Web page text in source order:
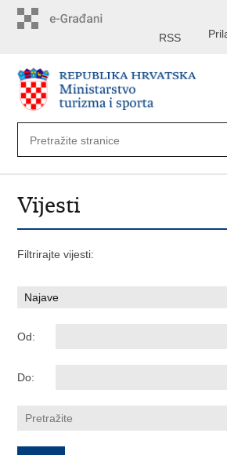
RSS
Vijesti
Filtrirajte vijesti:
Od:
Do: